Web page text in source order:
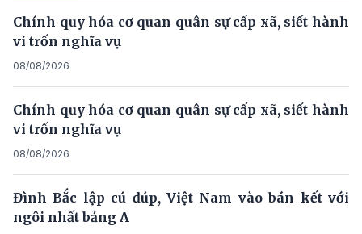
Chính quy hóa cơ quan quân sự cấp xã, siết hành
vi trốn nghĩa vụ
08/08/2026
Chính quy hóa cơ quan quân sự cấp xã, siết hành
vi trốn nghĩa vụ
08/08/2026
Đình Bắc lập cú đúp, Việt Nam vào bán kết với
ngôi nhất bảng A